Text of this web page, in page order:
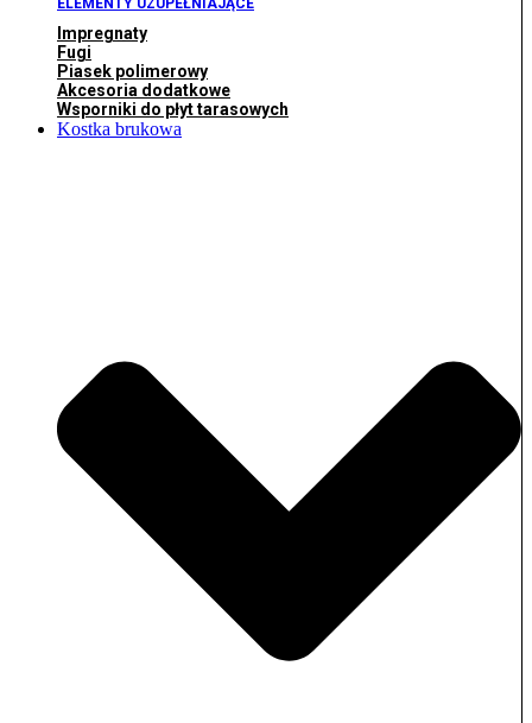
ELEMENTY UZUPEŁNIAJĄCE
Impregnaty
Fugi
Piasek polimerowy
Akcesoria dodatkowe
Wsporniki do płyt tarasowych
Kostka brukowa